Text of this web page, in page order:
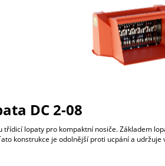
DC 2-08
třídicí lopaty pro kompaktní nosiče. Základem
konstrukce je odolnější proti ucpání a udržuje